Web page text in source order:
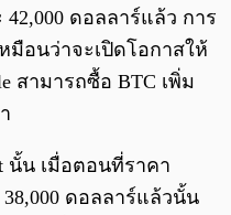
ดอลลาร์แล้ว การ
มือนว่าจะเปิดโอกาสให้
สามารถซื้อ BTC เพิ่ม
นั้น เมื่อตอนที่ราคา
ดอลลาร์แล้วนั้น